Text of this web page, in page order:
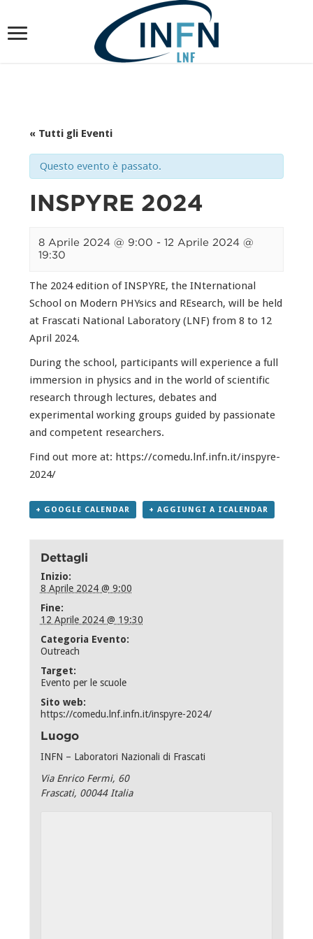
« Tutti gli Eventi
Questo evento è passato.
INSPYRE 2024
8 Aprile 2024 @ 9:00 -12 Aprile 2024 @
19:30
The 2024 edition of INSPYRE, the INternational
School on Modern PHYsics and REsearch, will be held
at Frascati National Laboratory (LNF) from 8 to 12
April 2024.
During the school, participants will experience a full
immersion in physics and in the world of scientific
research through lectures, debates and
experimental working groups guided by passionate
and competent researchers.
Find out more at: https://comedu.lnf.infn.it/inspyre-
2024/
+ GOOGLE CALENDAR + AGGIUNGI A ICALENDAR
Dettagli
Inizio:
8 Aprile 2024 @ 9:00
Fine:
12 Aprile 2024 @ 19:30
Categoria Evento:
Outreach
Target:
Evento per le scuole
Sito web:
https://comedu.lnf.infn.it/inspyre-2024/
Luogo
INFN – Laboratori Nazionali di Frascati
Via Enrico Fermi, 60
Frascati, 00044 Italia